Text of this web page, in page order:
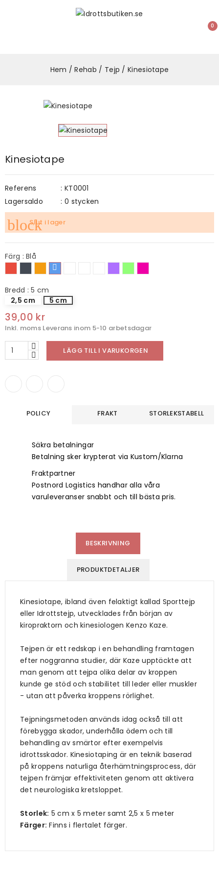
0
Hem Rehab Tejp Kinesiotape
Kinesiotape
Referens
: KT0001
Lagersaldo
: 0 stycken
blockSlut i lager
Färg : Blå
RödSvartOrange
Blå Camouflage
Camouflage
Camouflage
Lila LjusgrönDjuprosa
Bredd : 5 cm
2,5 cm
5 cm
39,00 kr
Inkl. moms Leverans inom 5-10 arbetsdagar
LÄGG TILL I VARUKORGEN
POLICY FRAKT STORLEKSTABELL
Säkra betalningar
Betalning sker krypterat via Kustom/Klarna
Fraktpartner
Postnord Logistics handhar alla våra
varuleveranser snabbt och till bästa pris.
BESKRIVNING
PRODUKTDETALJER
Kinesiotape, ibland även felaktigt kallad Sporttejp
eller Idrottstejp, utvecklades från början av
kiropraktorn och kinesiologen Kenzo Kaze.
Tejpen är ett redskap i en behandling framtagen
efter noggranna studier, där Kaze upptäckte att
man genom att tejpa olika delar av kroppen
kunde ge stöd och stabilitet till leder eller muskler
- utan att påverka kroppens rörlighet.
Tejpningsmetoden används idag också till att
förebygga skador, underhålla ödem och till
behandling av smärtor efter exempelvis
idrottsskador. Kinesiotaping är en teknik baserad
på kroppens naturliga återhämtningsprocess, där
tejpen främjar effektiviteten genom att aktivera
det neurologiska kretsloppet.
Storlek: 5 cm x 5 meter samt 2,5 x 5 meter
Färger: Finns i flertalet färger.